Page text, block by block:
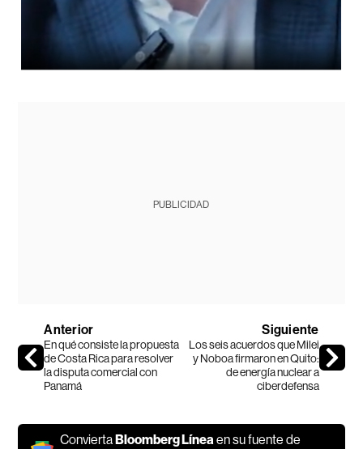
PUBLICIDAD
Anterior
En qué consiste la propuesta
de Costa Rica para resolver
la disputa comercial con
Panamá
Siguiente
Los seis acuerdos que Milei
y Noboa firmaron en Quito:
de energía nuclear a
ciberdefensa
ConviertaBloomberg Líneaen su fuente de